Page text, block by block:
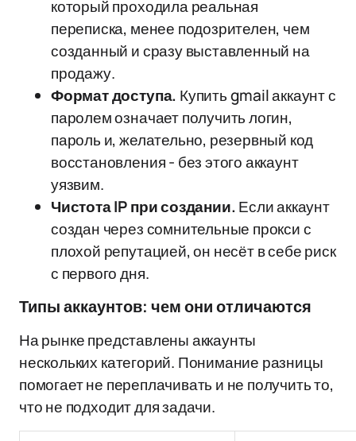
который проходила реальная
переписка, менее подозрителен, чем
созданный и сразу выставленный на
продажу.
Формат доступа. Купить gmail аккаунт с
паролем означает получить логин,
пароль и, желательно, резервный код
восстановления - без этого аккаунт
уязвим.
Чистота IP при создании. Если аккаунт
создан через сомнительные прокси с
плохой репутацией, он несёт в себе риск
с первого дня.
Типы аккаунтов: чем они отличаются
На рынке представлены аккаунты
нескольких категорий. Понимание разницы
помогает не переплачивать и не получить то,
что не подходит для задачи.